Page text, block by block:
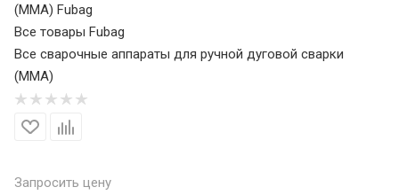
(MMA) Fubag
Все товары Fubag
Все сварочные аппараты для ручной дуговой сварки
(MMA)
Запросить цену